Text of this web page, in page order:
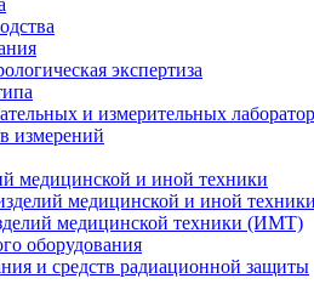
экспертиза
и измерительных
измерений
медицинской и иной техники
медицинской и иной техники
медицинской техники (ИМТ)
оборудования
и средств радиационной защиты